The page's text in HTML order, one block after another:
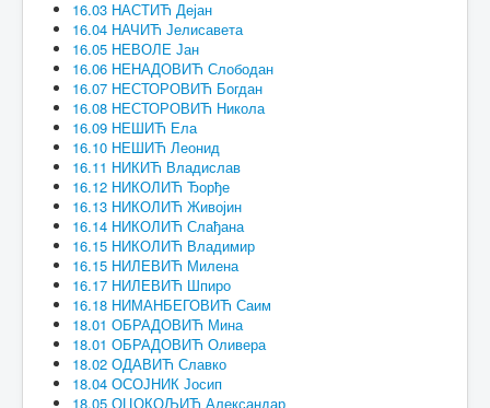
16.03 НАСТИЋ Дејан
16.04 НАЧИЋ Јелисавета
16.05 НЕВОЛЕ Јан
16.06 НЕНАДОВИЋ Слободан
16.07 НЕСТОРОВИЋ Богдан
16.08 НЕСТОРОВИЋ Никола
16.09 НЕШИЋ Ела
16.10 НЕШИЋ Леонид
16.11 НИКИЋ Владислав
16.12 НИКОЛИЋ Ђорђе
16.13 НИКОЛИЋ Живојин
16.14 НИКОЛИЋ Слађана
16.15 НИКОЛИЋ Владимир
16.15 НИЛЕВИЋ Милена
16.17 НИЛЕВИЋ Шпиро
16.18 НИМАНБЕГОВИЋ Саим
18.01 ОБРАДОВИЋ Мина
18.01 ОБРАДОВИЋ Оливера
18.02 ОДАВИЋ Славко
18.04 ОСОЈНИК Јосип
18.05 ОЦОКОЉИЋ Александар